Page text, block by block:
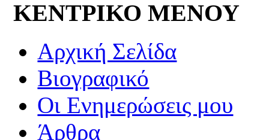
ΚΕΝΤΡΙΚΟ ΜΕΝΟΥ
Αρχική Σελίδα
Βιογραφικό
Οι Ενημερώσεις μου
Άρθρα